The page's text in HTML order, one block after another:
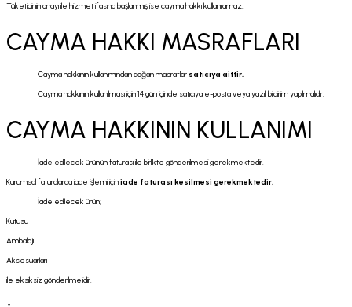
Tüketicinin onayı ile hizmet ifasına başlanmış ise cayma hakkı kullanılamaz.
CAYMA HAKKI MASRAFLARI
Cayma hakkının kullanımından doğan masraflar satıcıya aittir.
Cayma hakkının kullanılması için 14 gün içinde satıcıya e-posta veya yazılı bildirim yapılmalıdır.
CAYMA HAKKININ KULLANIMI
İade edilecek ürünün faturası ile birlikte gönderilmesi gerekmektedir.
Kurumsal faturalarda iade işlemi içiniade faturası kesilmesi gerekmektedir.
İade edilecek ürün;
Kutusu
Ambalajı
Aksesuarları
ile eksiksiz gönderilmelidir.